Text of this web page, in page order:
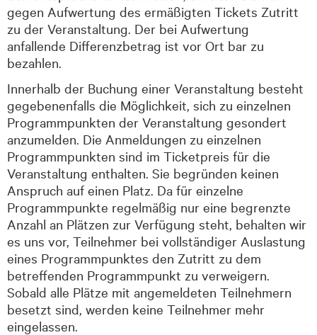
gegen Aufwertung des ermäßigten Tickets Zutritt
zu der Veranstaltung. Der bei Aufwertung
anfallende Differenzbetrag ist vor Ort bar zu
bezahlen.
Innerhalb der Buchung einer Veranstaltung besteht
gegebenenfalls die Möglichkeit, sich zu einzelnen
Programmpunkten der Veranstaltung gesondert
anzumelden. Die Anmeldungen zu einzelnen
Programmpunkten sind im Ticketpreis für die
Veranstaltung enthalten. Sie begründen keinen
Anspruch auf einen Platz. Da für einzelne
Programmpunkte regelmäßig nur eine begrenzte
Anzahl an Plätzen zur Verfügung steht, behalten wir
es uns vor, Teilnehmer bei vollständiger Auslastung
eines Programmpunktes den Zutritt zu dem
betreffenden Programmpunkt zu verweigern.
Sobald alle Plätze mit angemeldeten Teilnehmern
besetzt sind, werden keine Teilnehmer mehr
eingelassen.